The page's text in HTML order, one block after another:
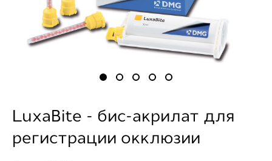
LuxaBite - бис-акрилат для
регистрации окклюзии